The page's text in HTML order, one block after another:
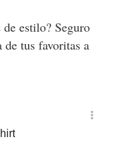
de estilo? Seguro
tus favoritas a